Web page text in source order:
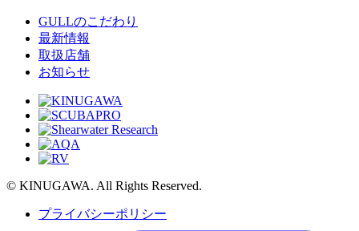
GULLのこだわり
最新情報
取扱店舗
お知らせ
© KINUGAWA. All Rights Reserved.
プライバシーポリシー